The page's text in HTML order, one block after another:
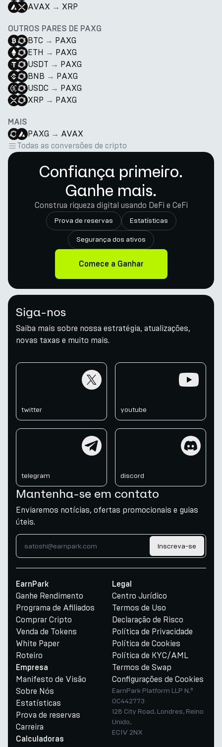
AVAX → XRP
OUTROS PARES DE PAXG
BTC → PAXG
ETH → PAXG
USDT → PAXG
BNB → PAXG
USDC → PAXG
XRP → PAXG
MAIS
PAXG → AVAX
Todas as conversões de cripto
Confiança primeiro.
Ganhe mais.
Construa riqueza digital usando DeFi e CeFi
Prova de reservas Estatísticas
Segurança dos ativos
Comece a Ganhar
Siga-nos
Saiba mais sobre nossa estratégia, atualizações,
novas taxas e muito mais.
twitter youtube
telegram discord
Mantenha-se em contato
Enviaremos notícias, ofertas promocionais e guias
úteis.
Inscreva-se
EarnPark
Ganhe Rendimento
Programa de Afiliados
Comprar Cripto
Venda de Tokens
White Paper
Roteiro
Empresa
Manifesto de Visão
Sobre Nós
Estatísticas
Prova de reservas
Carreira
Calculadoras
Legal
Centro Jurídico
Termos de Uso
Declaração de Risco
Política de Privacidade
Política de Cookies
Política de KYC/AML
Termos de Swap
Configurações de Cookies
EarnPark Platform LLP N.º
OC442773
128 City Road, Londres, Reino
Unido,
EC1V 2NX